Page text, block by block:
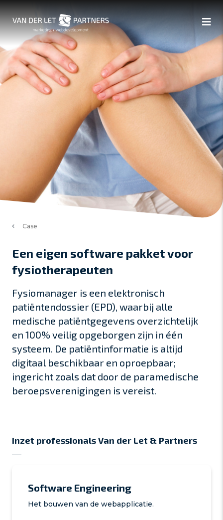
Case
Een eigen software pakket voor
fysiotherapeuten
Fysiomanager is een elektronisch
patiëntendossier (EPD), waarbij alle
medische patiëntgegevens overzichtelijk
en 100% veilig opgeborgen zijn in één
systeem. De patiëntinformatie is altijd
digitaal beschikbaar en oproepbaar;
ingericht zoals dat door de paramedische
beroepsverenigingen is vereist.
Inzet professionals Van der Let & Partners
Software Engineering
Het bouwen van de webapplicatie.